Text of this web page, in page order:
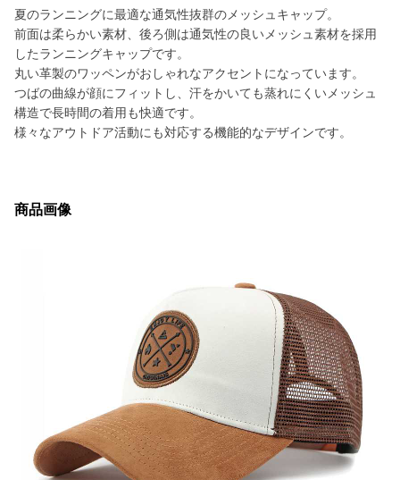
夏のランニングに最適な通気性抜群のメッシュキャップ。
前面は柔らかい素材、後ろ側は通気性の良いメッシュ素材を採用
したランニングキャップです。
丸い革製のワッペンがおしゃれなアクセントになっています。
つばの曲線が顔にフィットし、汗をかいても蒸れにくいメッシュ
構造で長時間の着用も快適です。
様々なアウトドア活動にも対応する機能的なデザインです。
商品画像